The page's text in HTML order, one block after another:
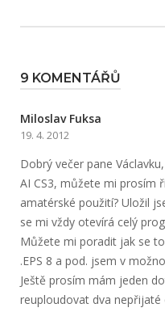
9 KOMENTÁŘŮ
Miloslav Fuksa
19. 4. 2012
Dobrý večer pane
AI CS3, můžete mi prosím
amatérské použití? Uložil
se mi vždy otevírá celý
Můžete mi poradit jak se
.EPS 8 a pod. jsem v
Ještě prosím mám jeden
reuploudovat dva nepřijaté